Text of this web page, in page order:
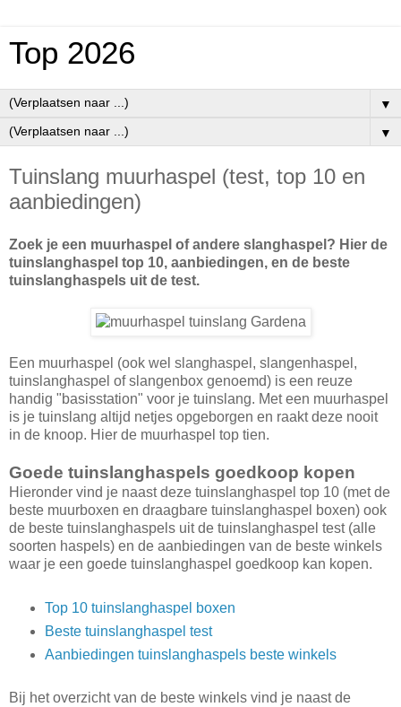
Top 2026
▼
▼
Tuinslang muurhaspel (test, top 10 en
aanbiedingen)
Zoek je een muurhaspel of andere slanghaspel? Hier de
tuinslanghaspel top 10, aanbiedingen, en de beste
tuinslanghaspels uit de test.
Een muurhaspel (ook wel slanghaspel, slangenhaspel,
tuinslanghaspel of slangenbox genoemd) is een reuze
handig "basisstation" voor je tuinslang. Met een muurhaspel
is je tuinslang altijd netjes opgeborgen en raakt deze nooit
in de knoop. Hier de muurhaspel top tien.
Goede tuinslanghaspels goedkoop kopen
Hieronder vind je naast deze tuinslanghaspel top 10 (met de
beste muurboxen en draagbare tuinslanghaspel boxen) ook
de beste tuinslanghaspels uit de tuinslanghaspel test (alle
soorten haspels) en de aanbiedingen van de beste winkels
waar je een goede tuinslanghaspel goedkoop kan kopen.
Top 10 tuinslanghaspel boxen
Beste tuinslanghaspel test
Aanbiedingen tuinslanghaspels beste winkels
Bij het overzicht van de beste winkels vind je naast de